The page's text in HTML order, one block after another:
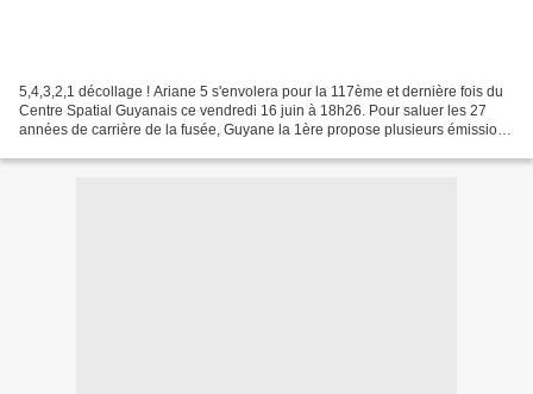
5,4,3,2,1 décollage ! Ariane 5 s'envolera pour la 117ème et dernière fois du
Centre Spatial Guyanais ce vendredi 16 juin à 18h26. Pour saluer les 27
années de carrière de la fusée, Guyane la 1ère propose plusieurs émissions